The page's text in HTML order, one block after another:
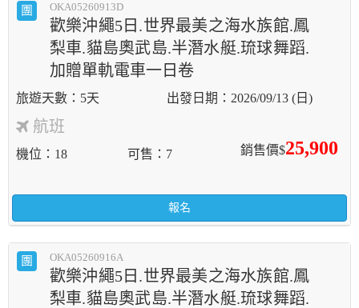
團 OKA05260913D
歡樂沖繩5日.世界最美之海水族館.鳳
梨車.貓島奧武島.半潛水艇.琉球舞蹈.
加贈單軌電車一日卷
5天 2026/09/13 (日)
航班
銷售價$25,900
機位 18 可售 7
報名
團 OKA05260916A
歡樂沖繩5日.世界最美之海水族館.鳳
梨車.貓島奧武島.半潛水艇.琉球舞蹈.